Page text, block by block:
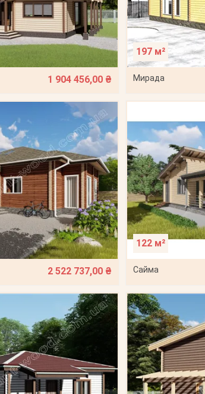
1 904 456,00 ₴
197 м²
Мирада
2 522 737,00 ₴
122 м²
Сайма